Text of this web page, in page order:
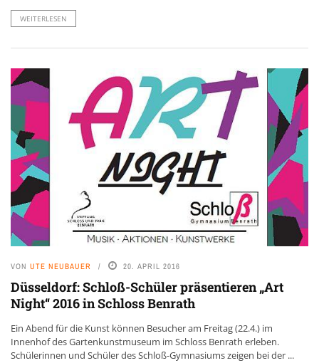
WEITERLESEN
VON UTE NEUBAUER 20. APRIL 2016
Düsseldorf: Schloß-Schüler präsentieren „Art
Night“ 2016 in Schloss Benrath
Ein Abend für die Kunst können Besucher am Freitag (22.4.) im
Innenhof des Gartenkunstmuseum im Schloss Benrath erleben.
Schülerinnen und Schüler des Schloß-Gymnasiums zeigen bei der ...